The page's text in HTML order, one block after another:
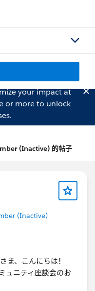
your impact at
or more to unlock
(Inactive) 的帖子
(Inactive)
ま、こんにちは！
ュニティ座談会のお